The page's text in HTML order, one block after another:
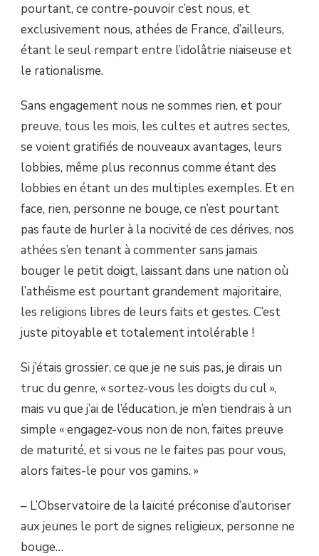
pourtant, ce contre-pouvoir c’est nous, et
exclusivement nous, athées de France, d’ailleurs,
étant le seul rempart entre l’idolâtrie niaiseuse et
le rationalisme.
Sans engagement nous ne sommes rien, et pour
preuve, tous les mois, les cultes et autres sectes,
se voient gratifiés de nouveaux avantages, leurs
lobbies, même plus reconnus comme étant des
lobbies en étant un des multiples exemples. Et en
face, rien, personne ne bouge, ce n’est pourtant
pas faute de hurler à la nocivité de ces dérives, nos
athées s’en tenant à commenter sans jamais
bouger le petit doigt, laissant dans une nation où
l’athéisme est pourtant grandement majoritaire,
les religions libres de leurs faits et gestes. C’est
juste pitoyable et totalement intolérable !
Si j’étais grossier, ce que je ne suis pas, je dirais un
truc du genre, « sortez-vous les doigts du cul »,
mais vu que j’ai de l’éducation, je m’en tiendrais à un
simple « engagez-vous non de non, faites preuve
de maturité, et si vous ne le faites pas pour vous,
alors faites-le pour vos gamins. »
– L’Observatoire de la laïcité préconise d’autoriser
aux jeunes le port de signes religieux, personne ne
bouge…